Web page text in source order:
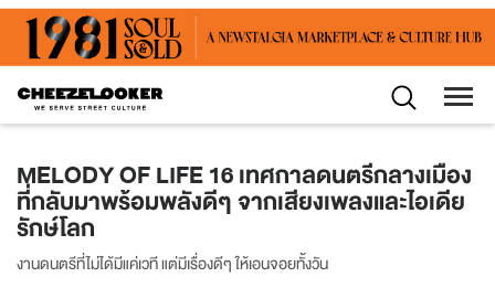
MELODY OF LIFE 16 เทศกาลดนตรีกลางเมือง
ที่กลับมาพร้อมพลังดีๆ จากเสียงเพลงและไอเดีย
รักษ์โลก
งานดนตรีที่ไม่ได้มีแค่เวที แต่มีเรื่องดีๆ ให้เอนจอยทั้งวัน